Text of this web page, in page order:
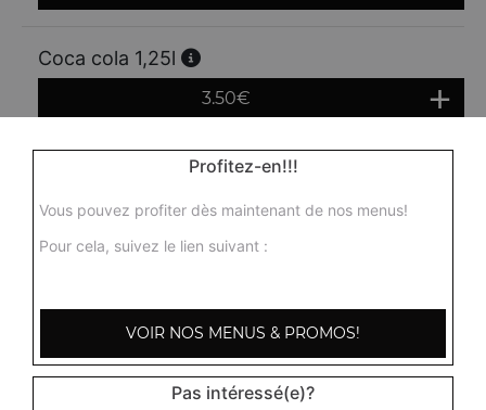
Coca cola 1,25l
3.50€
3.50€
Profitez-en!!!
Vous pouvez profiter dès maintenant de nos menus!
Pour cela, suivez le lien suivant :
VOIR NOS MENUS & PROMOS!
Pas intéressé(e)?